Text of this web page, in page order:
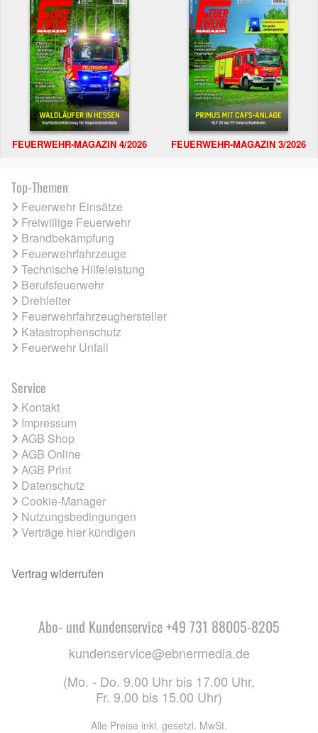
FEUERWEHR-MAGAZIN 4/2026 FEUERWEHR-MAGAZIN 3/2026
Top-Themen
Feuerwehr Einsätze
Freiwillige Feuerwehr
Brandbekämpfung
Feuerwehrfahrzeuge
Technische Hilfeleistung
Berufsfeuerwehr
Drehleiter
Feuerwehrfahrzeughersteller
Katastrophenschutz
Feuerwehr Unfall
Service
Kontakt
Impressum
AGB Shop
AGB Online
AGB Print
Datenschutz
Cookie-Manager
Nutzungsbedingungen
Verträge hier kündigen
Vertrag widerrufen
Abo- und Kundenservice +49 731 88005-8205
kundenservice@ebnermedia.de
(Mo. - Do. 9.00 Uhr bis 17.00 Uhr,
Fr. 9.00 bis 15.00 Uhr)
Alle Preise inkl. gesetzl. MwSt.